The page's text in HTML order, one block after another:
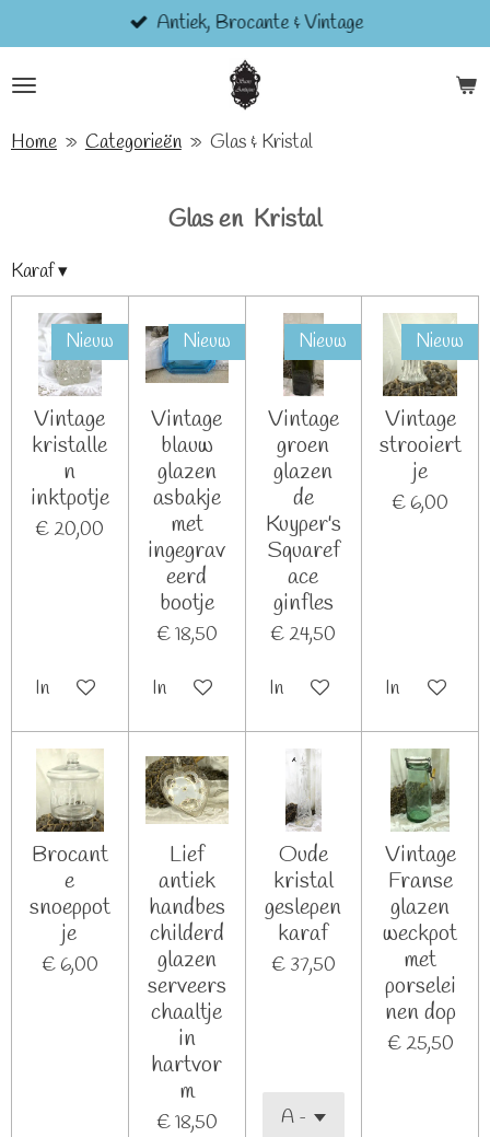
direct
naar
hoofdinhoud
Antiek, Brocante & Vintage
Home » Categorieën » Glas & Kristal
Glas en Kristal
Karaf▾
Nieuw
Vintage
kristalle
n
inktpotje
€ 20,00
In winkelwagen
Nieuw
Vintage
blauw
glazen
asbakje
met
ingegrav
eerd
bootje
€ 18,50
In winkelwagen
Nieuw
Vintage
groen
glazen
de
Kuyper's
Squaref
ace
ginfles
€ 24,50
In winkelwagen
Nieuw
Vintage
strooiert
je
€ 6,00
In
Brocant
e
snoeppot
je
€ 6,00
Lief
antiek
handbes
childerd
glazen
serveers
chaaltje
in
hartvor
m
€ 18,50
Oude
kristal
geslepen
karaf
€ 37,50
Vintage
Franse
glazen
weckpot
met
porselei
nen dop
€ 25,50